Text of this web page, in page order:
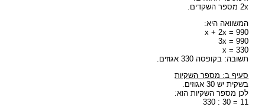
2x מספר השקדים.
המשוואה היא:
x + 2x = 990
3x = 990
x = 330
תשובה: בקופסה 330 אגוזים.
סעיף ב: מספר השקיות
בשקית יש 30 אגוזים.
לכן מספר השקיות הוא:
11 = 30 : 330